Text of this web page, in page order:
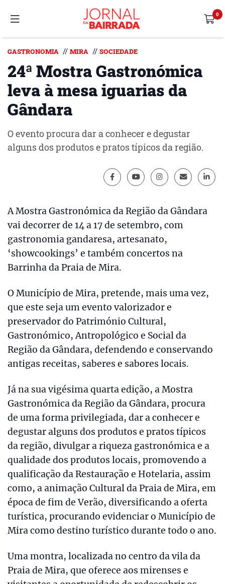
GASTRONOMIA // MIRA // SOCIEDADE
24ª Mostra Gastronómica
leva à mesa iguarias da
Gândara
O evento procura dar a conhecer e degustar
alguns dos produtos e pratos típicos da região.
A Mostra Gastronómica da Região da Gândara
vai decorrer de 14 a 17 de setembro, com
gastronomia gandaresa, artesanato,
‘showcookings’ e também concertos na
Barrinha da Praia de Mira.
O Município de Mira, pretende, mais uma vez,
que este seja um evento valorizador e
preservador do Património Cultural,
Gastronómico, Antropológico e Social da
Região da Gândara, defendendo e conservando
antigas receitas, saberes e sabores locais.
Já na sua vigésima quarta edição, a Mostra
Gastronómica da Região da Gândara, procura
de uma forma privilegiada, dar a conhecer e
degustar alguns dos produtos e pratos típicos
da região, divulgar a riqueza gastronómica e a
qualidade dos produtos locais, promovendo a
qualificação da Restauração e Hotelaria, assim
como, a animação Cultural da Praia de Mira, em
época de fim de Verão, diversificando a oferta
turística, procurando evidenciar o Município de
Mira como destino turístico durante todo o ano.
Uma montra, localizada no centro da vila da
Praia de Mira, que oferece aos mirenses e